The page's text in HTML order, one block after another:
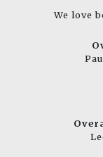
We love